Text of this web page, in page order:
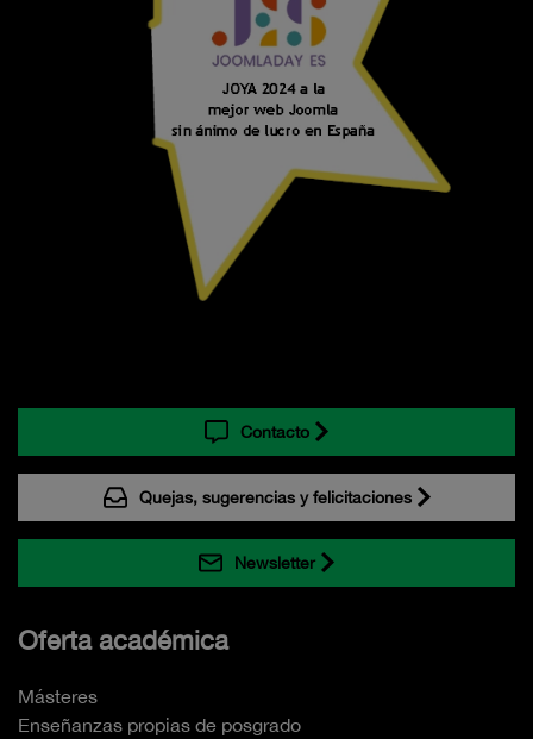
Contacto
Quejas, sugerencias y felicitaciones
Newsletter
Oferta académica
Másteres
Enseñanzas propias de posgrado